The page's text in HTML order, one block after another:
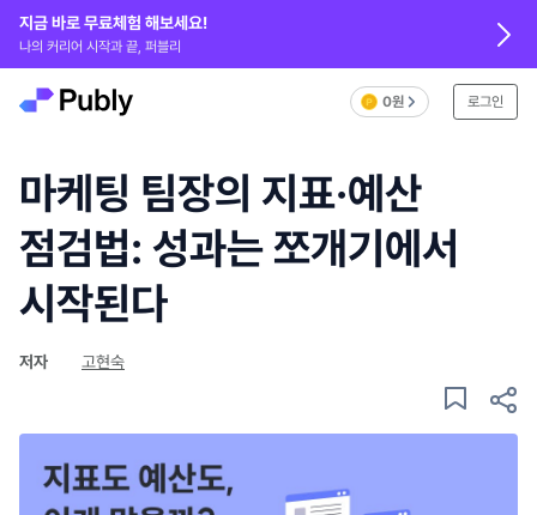
지금 바로 무료체험 해보세요!
나의 커리어 시작과 끝, 퍼블리
0원 로그인
마케팅 팀장의 지표·예산
점검법: 성과는 쪼개기에서
시작된다
저자 고현숙